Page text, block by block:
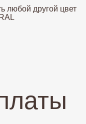
любой другой цвет